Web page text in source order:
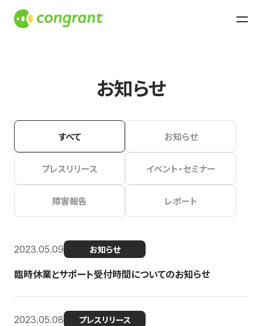
お知らせ
すべて お知らせ
プレスリリース イベント・セミナー
障害報告 レポート
2023.05.09 お知らせ
臨時休業とサポート受付時間についてのお知らせ
2023.05.08 プレスリリース